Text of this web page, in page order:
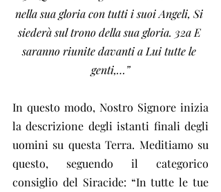
nella sua gloria con tutti i suoi Angeli, Si
siederà sul trono della sua gloria. 32a E
saranno riunite davanti a Lui tutte le
genti,…”
In questo modo, Nostro Signore inizia
la descrizione degli istanti finali degli
uomini su questa Terra. Meditiamo su
questo, seguendo il categorico
consiglio del Siracide: “In tutte le tue